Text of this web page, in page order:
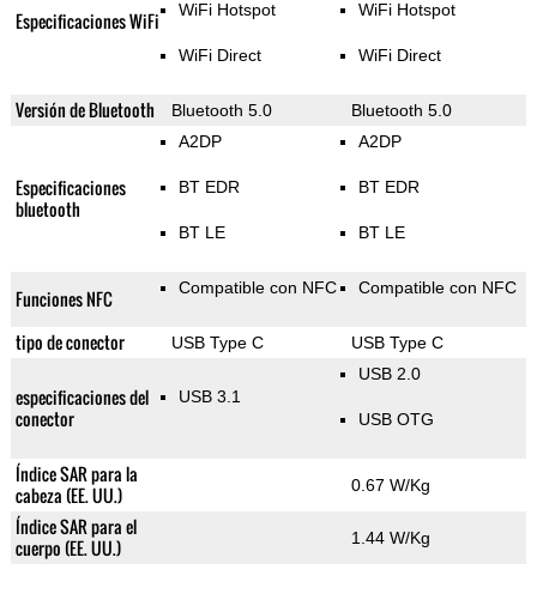
Especificaciones WiFi WiFi Hotspot
WiFi Direct
WiFi Hotspot
WiFi Direct
Versión de Bluetooth Bluetooth 5.0 Bluetooth 5.0
Especificaciones
bluetooth
A2DP
BT EDR
BT LE
A2DP
BT EDR
BT LE
Funciones NFC Compatible con NFC Compatible con NFC
tipo de conector USB Type C USB Type C
especificaciones del
conector
USB 3.1
USB 2.0
USB OTG
Índice SAR para la
cabeza (EE. UU.)
0.67 W/Kg
Índice SAR para el
cuerpo (EE. UU.)
1.44 W/Kg